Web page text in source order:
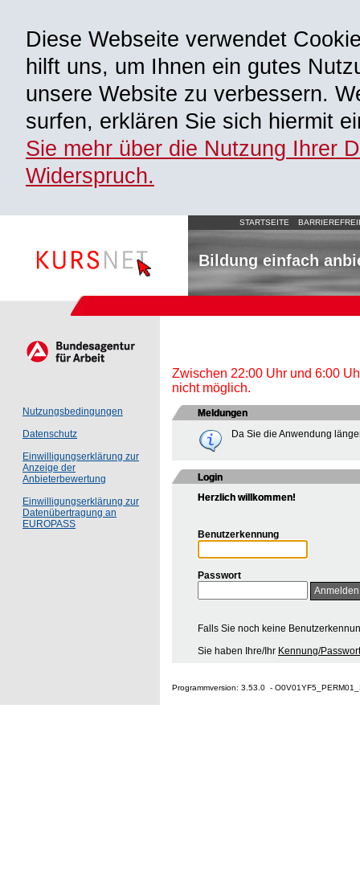
Diese Webseite verwendet
hilft uns, um Ihnen ein gutes
unsere Website zu verbessern.
surfen, erklären Sie sich hiermit
Sie mehr über die Nutzung Ihrer
Widerspruch.
STARTSEITE
Bildung einfach
Nutzungsbedingungen
Datenschutz
Einwilligungserklärung zur
Anzeige der
Anbieterbewertung
Einwilligungserklärung zur
Datenübertragung an
EUROPASS
Zwischen 22:00 Uhr und 6:00
nicht möglich.
Meldungen
Da Sie die Anwendung
Login
Herzlich willkommen!
Benutzerkennung
Passwort
Falls Sie noch keine
Sie haben Ihre/Ihr Kennung/
Programmversion: 3.53.0 -